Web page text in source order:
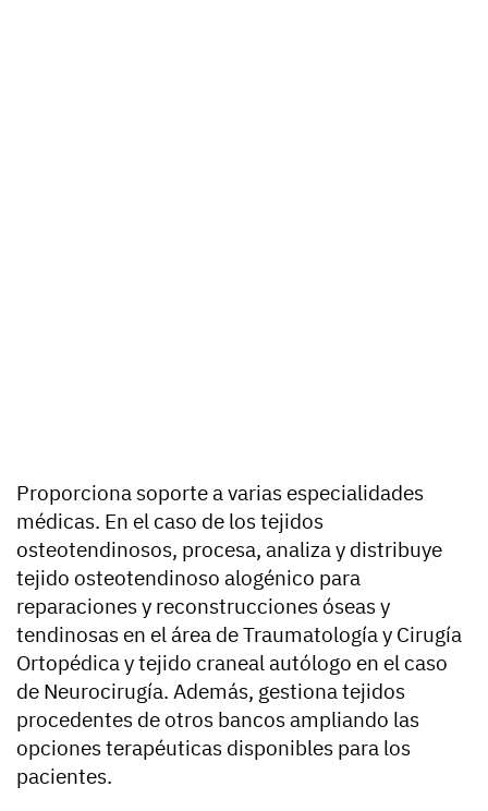
Proporciona soporte a varias especialidades
médicas. En el caso de los tejidos
osteotendinosos, procesa, analiza y distribuye
tejido osteotendinoso alogénico para
reparaciones y reconstrucciones óseas y
tendinosas en el área de Traumatología y Cirugía
Ortopédica y tejido craneal autólogo en el caso
de Neurocirugía. Además, gestiona tejidos
procedentes de otros bancos ampliando las
opciones terapéuticas disponibles para los
pacientes.